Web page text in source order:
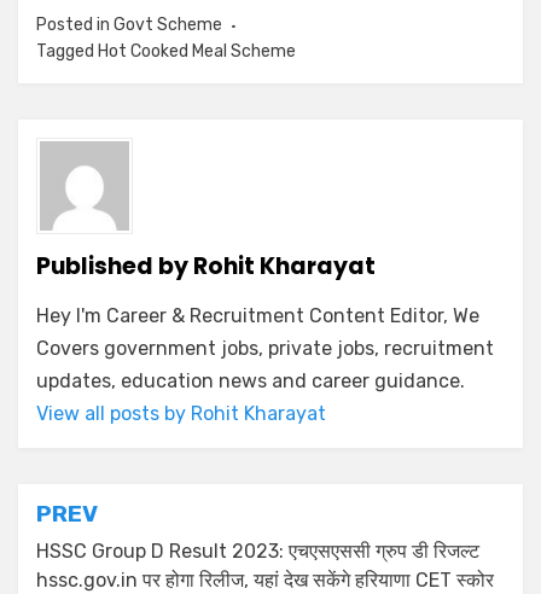
Posted in Govt Scheme
Tagged Hot Cooked Meal Scheme
Published byRohit Kharayat
Hey I'm Career & Recruitment Content Editor, We
Covers government jobs, private jobs, recruitment
updates, education news and career guidance.
View all posts by Rohit Kharayat
PREV
HSSC Group D Result 2023: एचएसएससी ग्रुप डी रिजल्ट
hssc.gov.in पर होगा रिलीज, यहां देख सकेंगे हरियाणा CET स्कोर